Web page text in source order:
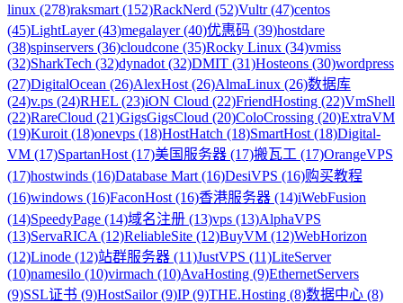
linux (278)raksmart (152)RackNerd (52)Vultr (47)centos
(45)LightLayer (43)megalayer (40)优惠码 (39)hostdare
(38)spinservers (36)cloudcone (35)Rocky Linux (34)vmiss
(32)SharkTech (32)dynadot (32)DMIT (31)Hosteons (30)wordpress
(27)DigitalOcean (26)AlexHost (26)AlmaLinux (26)数据库
(24)v.ps (24)RHEL (23)iON Cloud (22)FriendHosting (22)VmShell
(22)RareCloud (21)GigsGigsCloud (20)ColoCrossing (20)ExtraVM
(19)Kuroit (18)onevps (18)HostHatch (18)SmartHost (18)Digital-
VM (17)SpartanHost (17)美国服务器 (17)搬瓦工 (17)OrangeVPS
(17)hostwinds (16)Database Mart (16)DesiVPS (16)购买教程
(16)windows (16)FaconHost (16)香港服务器 (14)iWebFusion
(14)SpeedyPage (14)域名注册 (13)vps (13)AlphaVPS
(13)ServaRICA (12)ReliableSite (12)BuyVM (12)WebHorizon
(12)Linode (12)站群服务器 (11)JustVPS (11)LiteServer
(10)namesilo (10)virmach (10)AvaHosting (9)EthernetServers
(9)SSL证书 (9)HostSailor (9)IP (9)THE.Hosting (8)数据中心 (8)